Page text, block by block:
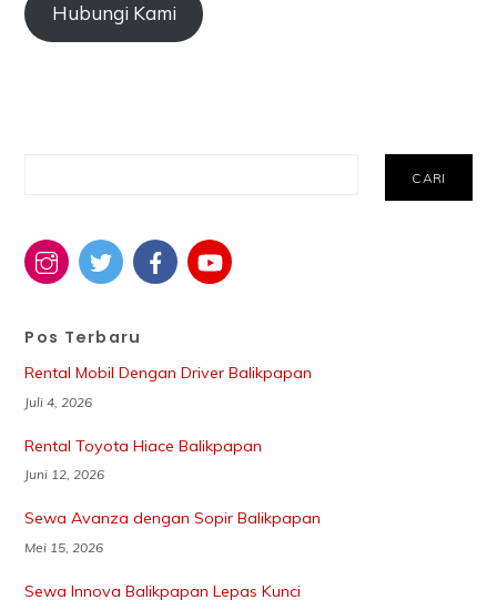
Hubungi Kami
CARI
Pos Terbaru
Rental Mobil Dengan Driver Balikpapan
Juli 4, 2026
Rental Toyota Hiace Balikpapan
Juni 12, 2026
Sewa Avanza dengan Sopir Balikpapan
Mei 15, 2026
Sewa Innova Balikpapan Lepas Kunci